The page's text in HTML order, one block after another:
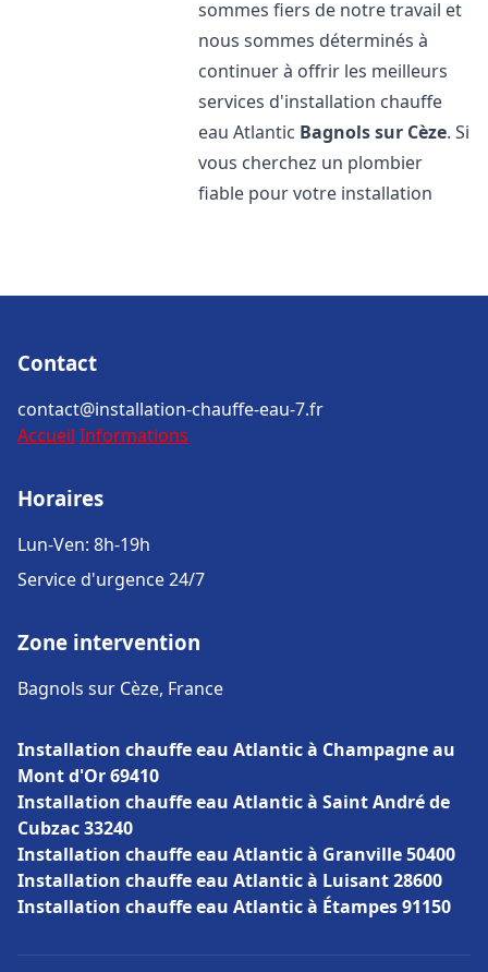
sommes fiers de notre travail et
nous sommes déterminés à
continuer à offrir les meilleurs
services d'installation chauffe
eau Atlantic Bagnols sur Cèze. Si
vous cherchez un plombier
fiable pour votre installation
Contact
contact@installation-chauffe-eau-7.fr
Accueil Informations
Horaires
Lun-Ven: 8h-19h
Service d'urgence 24/7
Zone intervention
Bagnols sur Cèze, France
Installation chauffe eau Atlantic à Champagne au
Mont d'Or 69410
Installation chauffe eau Atlantic à Saint André de
Cubzac 33240
Installation chauffe eau Atlantic à Granville 50400
Installation chauffe eau Atlantic à Luisant 28600
Installation chauffe eau Atlantic à Étampes 91150